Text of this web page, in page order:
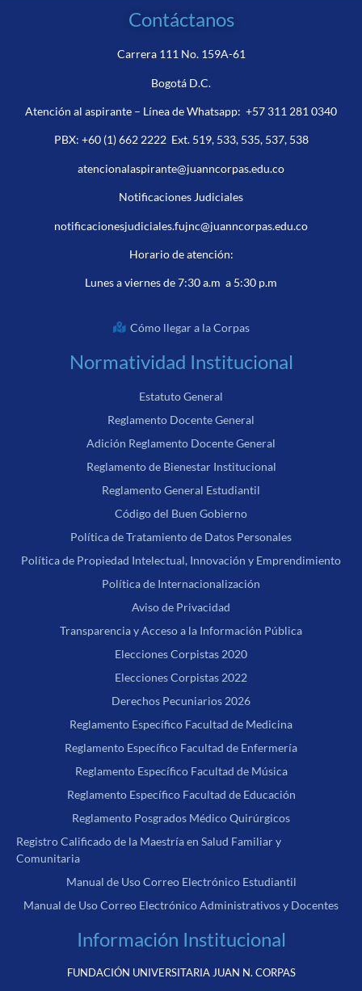
Contáctanos
Carrera 111 No. 159A-61
Bogotá D.C.
Atención al aspirante – Línea de Whatsapp: +57 311 281 0340
PBX: +60 (1) 662 2222Ext. 519, 533, 535, 537, 538
atencionalaspirante@juanncorpas.edu.co
Notificaciones Judiciales
notificacionesjudiciales.fujnc@juanncorpas.edu.co
Horario de atención:
Lunes a viernes de 7:30 a.m a 5:30 p.m
Cómo llegar a la Corpas
Normatividad Institucional
Estatuto General
Reglamento Docente General
Adición Reglamento Docente General
Reglamento de Bienestar Institucional
Reglamento General Estudiantil
Código del Buen Gobierno
Política de Tratamiento de Datos Personales
Política de Propiedad Intelectual, Innovación y Emprendimiento
Política de Internacionalización
Aviso de Privacidad
Transparencia y Acceso a la Información Pública
Elecciones Corpistas 2020
Elecciones Corpistas 2022
Derechos Pecuniarios 2026
Reglamento Específico Facultad de Medicina
Reglamento Específico Facultad de Enfermería
Reglamento Específico Facultad de Música
Reglamento Específico Facultad de Educación
Reglamento Posgrados Médico Quirúrgicos
Registro Calificado de la Maestría en Salud Familiar y
Comunitaria
Manual de Uso Correo Electrónico Estudiantil
Manual de Uso Correo Electrónico Administrativos y Docentes
Información Institucional
FUNDACIÓN UNIVERSITARIA JUAN N. CORPAS